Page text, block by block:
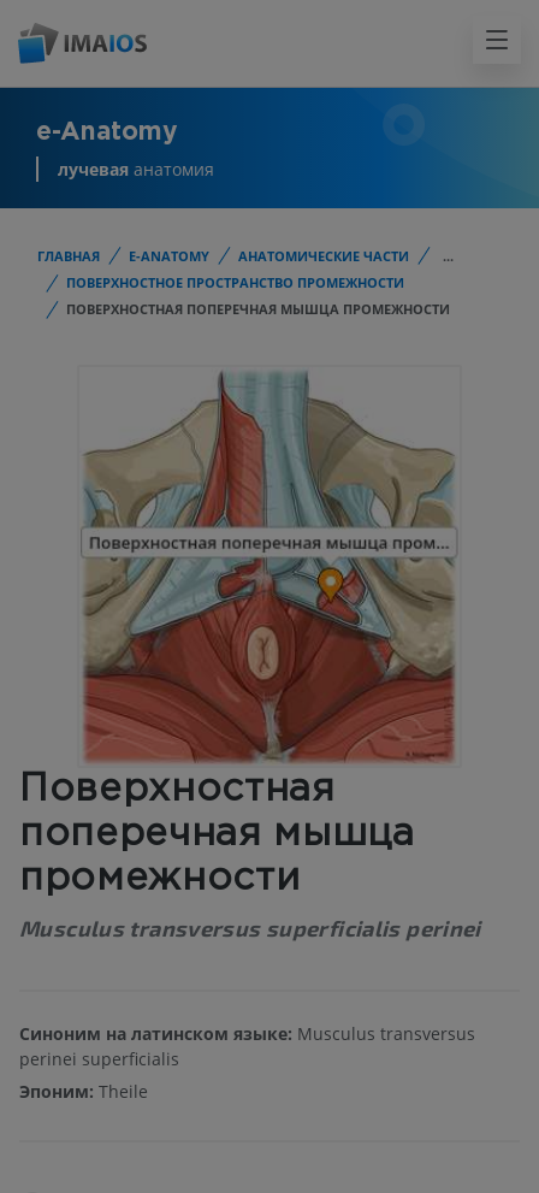
e-Anatomy
лучевая анатомия
ГЛАВНАЯ E-ANATOMY АНАТОМИЧЕСКИЕ ЧАСТИ
...
ПОВЕРХНОСТНОЕ ПРОСТРАНСТВО ПРОМЕЖНОСТИ
ПОВЕРХНОСТНАЯ ПОПЕРЕЧНАЯ МЫШЦА ПРОМЕЖНОСТИ
Поверхностная
поперечная мышца
промежности
Musculus transversus superficialis perinei
Синоним на латинском языке: Musculus transversus
perinei superficialis
Эпоним: Theile